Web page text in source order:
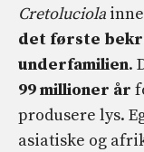
Cretoluciola
det første
underfamilien.
99 millioner år
produsere lys.
asiatiske og